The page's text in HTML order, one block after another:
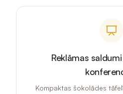
Reklāmas
Kompaktas šokolādes